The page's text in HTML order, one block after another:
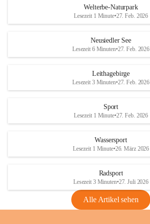
d
S
unzulässige Weingärten zu roden! Bitte
helfen wir zusammen um unsere Winzer
vor den prognostizierten Ernteausfällen
und den daraus folgenden wirtschaftlichen
Maßnahmen zur Bekämpfung
Rebe und der Amerikanischen
Anhang VBl. EU Nr. 18
1 Seite•1,4 MB
VBl. EU Nr. 18_2026
e
d
r
S
Welterbe-Naturpark
Lesezeit 1 Minute•27. Feb. 2026
Neusiedler See
Lesezeit 6 Minuten•27. Feb. 2026
Leithagebirge
Lesezeit 3 Minuten•27. Feb. 2026
Sport
Lesezeit 1 Minute•27. Feb. 2026
Wassersport
Lesezeit 1 Minute•26. März 2026
Radsport
Lesezeit 3 Minuten•27. Juli 2026
Alle Artikel sehen